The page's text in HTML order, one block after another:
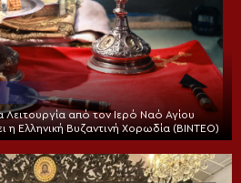
από τον Ιερό Ναό Αγίου
η Ελληνική Βυζαντινή Χορωδία (ΒΙΝΤΕΟ)